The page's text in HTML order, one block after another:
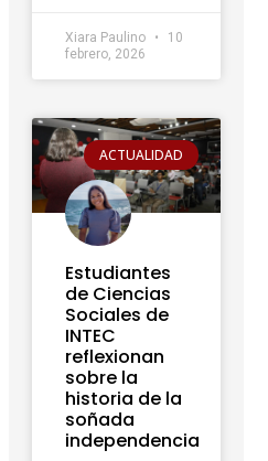
Xiara Paulino
10
febrero, 2026
ACTUALIDAD
Estudiantes
de Ciencias
Sociales de
INTEC
reflexionan
sobre la
historia de la
soñada
independencia